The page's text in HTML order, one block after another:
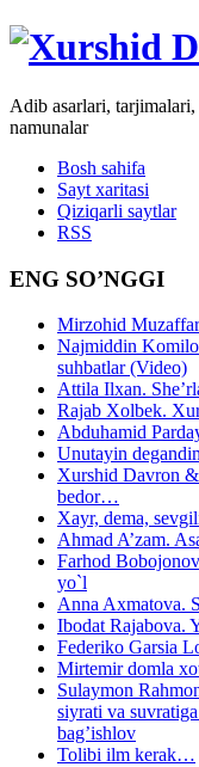
Adib asarlari,
namunalar
Bosh sahifa
Sayt xaritasi
Qiziqarli saytlar
RSS
ENG SO’NGGI
Mirzohid
Najmiddin
suhbatlar (Video)
Attila Ilxan.
Rajab Xolbek.
Abduhamid
Unutayin
Xurshid Davron
bedor…
Xayr, dema,
Ahmad A’zam.
Farhod
yo`l
Anna Axmatova.
Ibodat Rajabova.
Federiko Garsia
Mirtemir domla
Sulaymon
siyrati va
bag’ishlov
Tolibi ilm kerak…